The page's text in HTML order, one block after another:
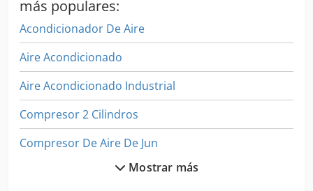
más populares:
Acondicionador De Aire
Aire Acondicionado
Aire Acondicionado Industrial
Compresor 2 Cilindros
Compresor De Aire De Jun
Compresor De Aire De Tornillo
Mostrar más